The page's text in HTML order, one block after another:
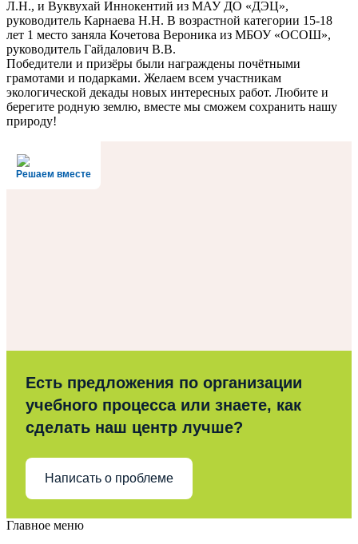
Л.Н., и Вуквухай Иннокентий из МАУ ДО «ДЭЦ»,
руководитель Карнаева Н.Н. В возрастной категории 15-18
лет 1 место заняла Кочетова Вероника из МБОУ «ОСОШ»,
руководитель Гайдалович В.В.
Победители и призёры были награждены почётными
грамотами и подарками. Желаем всем участникам
экологической декады новых интересных работ. Любите и
берегите родную землю, вместе мы сможем сохранить нашу
природу!
Решаем вместе
Есть предложения по организации
учебного процесса или знаете, как
сделать наш центр лучше?
Написать о проблеме
Главное меню